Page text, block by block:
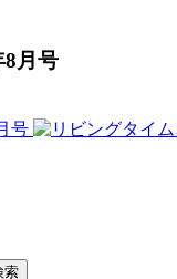
8月号
索